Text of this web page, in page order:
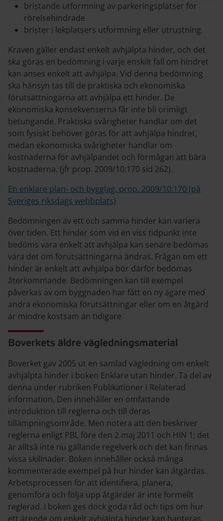
bristande utformning av parkeringsplatser för
rörelsehindrade
brister i lekplatsers utformning eller utrustning.
Kraven gäller endast enkelt avhjälpta hinder, och det
ska göras en bedömning i varje enskilt fall om hindret
kan anses enkelt att avhjälpa. Vid denna bedömning
ska hänsyn tas till de praktiska och ekonomiska
förutsättningarna att avhjälpa ett hinder. De
ekonomiska konsekvenserna får inte bli orimligt
betungande. Praktiska svårigheter handlar om det
som fysiskt behöver göras för att avhjälpa hindret,
medan ekonomiska svårigheter handlar om
kostnaderna för avhjälpandet och förmågan att bära
kostnaderna. (jfr prop. 2009/10:170 sid 262).
En enklare plan- och bygglag, prop. 2009/10:170 (på
Sveriges riksdags webbplats)
Bedömningen av ett och samma hinder kan variera
över tiden. Ett hinder som vid en viss tidpunkt inte
bedöms vara enkelt att avhjälpa kan senare bedömas
vara det om förutsättningarna ändras. Frågan om ett
hinder är enkelt att avhjälpa bör därför bedömas
återkommande. Bedömningen kan till exempel
påverkas av om byggnaden har fått en ny ägare med
andra ekonomiska förutsättningar eller om en åtgärd
är mindre kostsam än tidigare.
Boverkets äldre vägledningsmaterial
Boverket gav 2005 ut en samlad vägledning om enkelt
avhjälpta hinder i boken Enklare utan hinder. Ta del av
denna under rubriken Publikationer i Relaterad
information. Den innehåller en omfattande
introduktion till reglerna och till deras
tillämpningsområde. Men notera att den beskriver
reglerna enligt PBL före den 2 maj 2011 och HIN 1; det
är alltså inte nu gällande regelverk och det kan finnas
vissa skillnader. Boken innehåller också många
kommenterade exempel på hur hinder kan åtgärdas.
Arbetsprocessen för att identifiera, planera,
genomföra och följa upp åtgärder är inte formellt
reglerad. I boken ges dock goda råd och tips om hur
ett ärende om enkelt avhjälpta hinder kan hanteras.